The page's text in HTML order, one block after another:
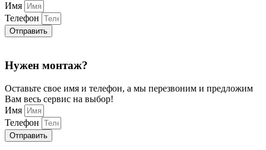
Имя
Телефон
Отправить
Нужен монтаж?
Оставьте свое имя и телефон, а мы перезвоним и предложим
Вам весь сервис на выбор!
Имя
Телефон
Отправить